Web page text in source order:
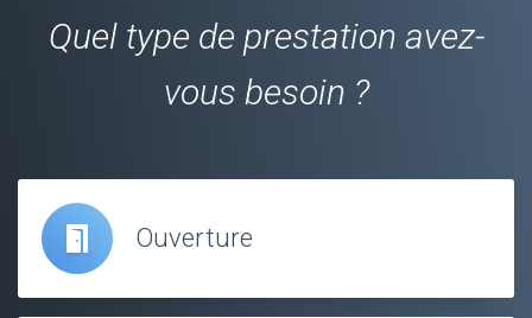
Quel type de prestation avez-
vous besoin ?
Ouverture